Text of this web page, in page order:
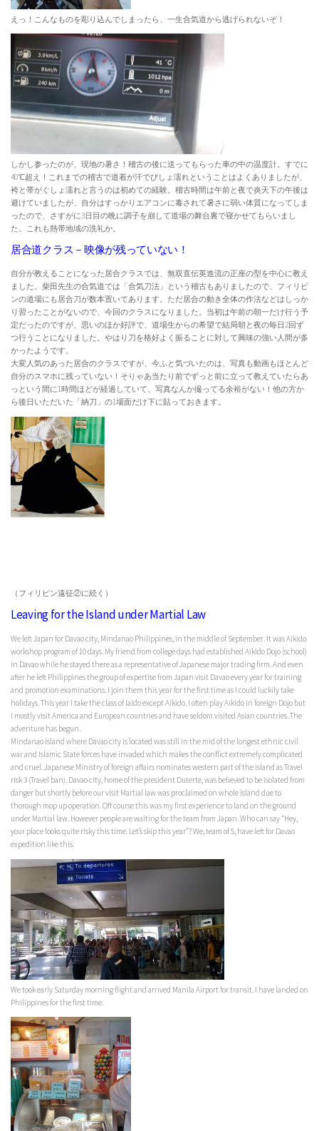
えっ！こんなものを彫り込んでしまったら、一生合気道から逃げられないぞ！
しかし参ったのが、現地の暑さ！稽古の後に送ってもらった車の中の温度計。すでに
40℃超え！これまでの稽古で道着が汗でびしょ濡れということはよくありましたが、
袴と帯がぐしょ濡れと言うのは初めての経験。稽古時間は午前と夜で炎天下の午後は
避けていましたが、自分はすっかりエアコンに毒されて暑さに弱い体質になってしま
ったので、さすがに3日目の晩に調子を崩して道場の舞台裏で寝かせてもらいまし
た。これも熱帯地域の洗礼か。
居合道クラス－映像が残っていない！
自分が教えることになった居合クラスでは、無双直伝英進流の正座の型を中心に教え
ました。柴田先生の合気道では「合気刀法」という稽古もありましたので、フィリピ
ンの道場にも居合刀が数本置いてあります。ただ居合の動き全体の作法などはしっか
り習ったことがないので、今回のクラスになりました。当初は午前の朝一だけ行う予
定だったのですが、思いのほか好評で、道場生からの希望で結局朝と夜の毎日2回ず
つ行うことになりました。やはり刀を格好よく振ることに対して興味の強い人間が多
かったようです。
大変人気のあった居合のクラスですが、今ふと気づいたのは、写真も動画もほとんど
自分のスマホに残っていない！そりゃあ当たり前でずっと前に立って教えていたらあ
っという間に1時間ほどが経過していて、写真なんか撮ってる余裕がない！他の方か
ら後日いただいた「納刀」の1場面だけ下に貼っておきます。
（フィリピン遠征②に続く）
Leaving for the Island under Martial Law
We left Japan for Davao city, Mindanao Philippines, in the middle of September. It was Aikido
workshop program of 10 days. My friend from college days had established Aikido Dojo (school)
in Davao while he stayed there as a representative of Japanese major trading firm. And even
after he left Philippines the group of expertise from Japan visit Davao every year for training
and promotion examinations. I join them this year for the first time as I could luckily take
holidays. This year I take the class of Iaido except Aikido. I often play Aikido in foreign Dojo but
I mostly visit America and European countries and have seldom visited Asian countries. The
adventure has begun.
Mindanao island where Davao city is located was still in the mid of the longest ethnic civil
war and Islamic State forces have invaded which makes the conflict extremely complicated
and cruel. Japanese Ministry of foreign affairs nominates western part of the island as Travel
risk 3 (Travel ban). Davao city, home of the president Duterte, was believed to be isolated from
danger but shortly before our visit Martial law was proclaimed on whole island due to
thorough mop up operation. Off course this was my first experience to land on the ground
under Martial law. However people are waiting for the team from Japan. Who can say “Hey,
your place looks quite risky this time. Let’s skip this year”? We, team of 5, have left for Davao
expedition like this.
We took early Saturday morning flight and arrived Manila Airport for transit. I have landed on
Philippines for the first time.